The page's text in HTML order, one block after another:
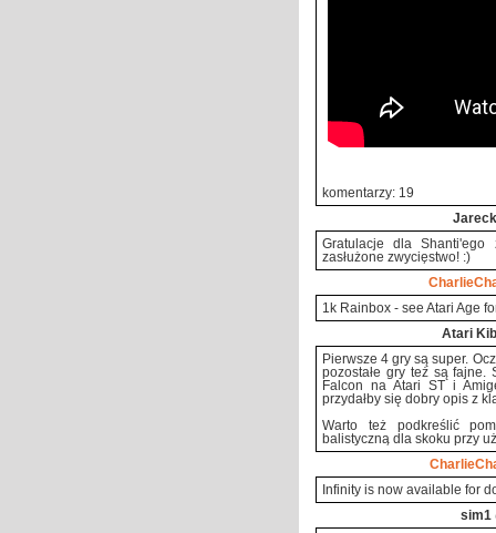
komentarzy: 19
Jareck
Gratulacje dla
zasłużone zwycięstwo! :)
1k Rainbox - see Atari Age
Atari
Pierwsze 4 gry są super.
pozostałe gry też są
Falcon na Atari ST i
przydałby się dobry opis z
Warto też podkreślić
balistyczną dla skoku przy
Infinity is now available for
sim1